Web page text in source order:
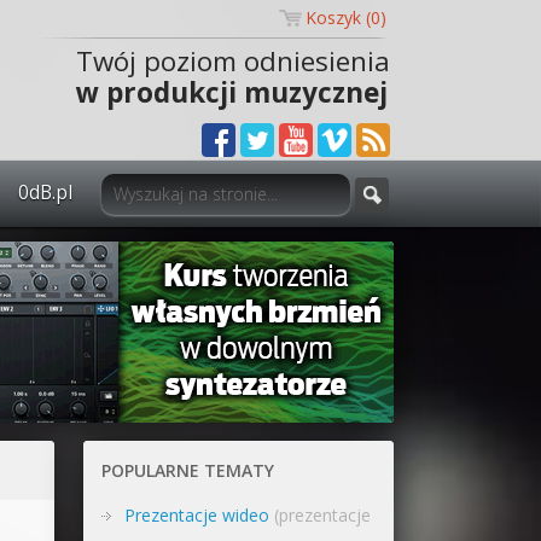
Koszyk (0)
Twój poziom odniesienia
w produkcji muzycznej
0dB.pl
0dB.pl - informacje
Newsletter
Materiały dla mediów
Archiwum aktualności
POPULARNE TEMATY
Prezentacje wideo (prezentacje